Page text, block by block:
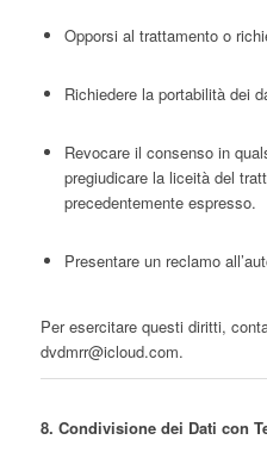
Opporsi al trattamento o
Richiedere la portabilità dei
Revocare il consenso in
pregiudicare la liceità del
precedentemente espresso.
Presentare un reclamo
Per esercitare questi diritti,
dvdmrr@icloud.com.
8. Condivisione dei Dati con